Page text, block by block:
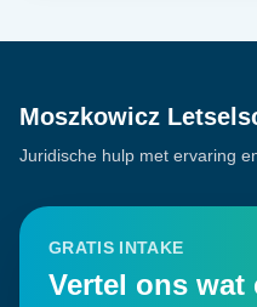
Moszkowicz
Juridische hulp met ervaring
GRATIS INTAKE
Vertel ons wat